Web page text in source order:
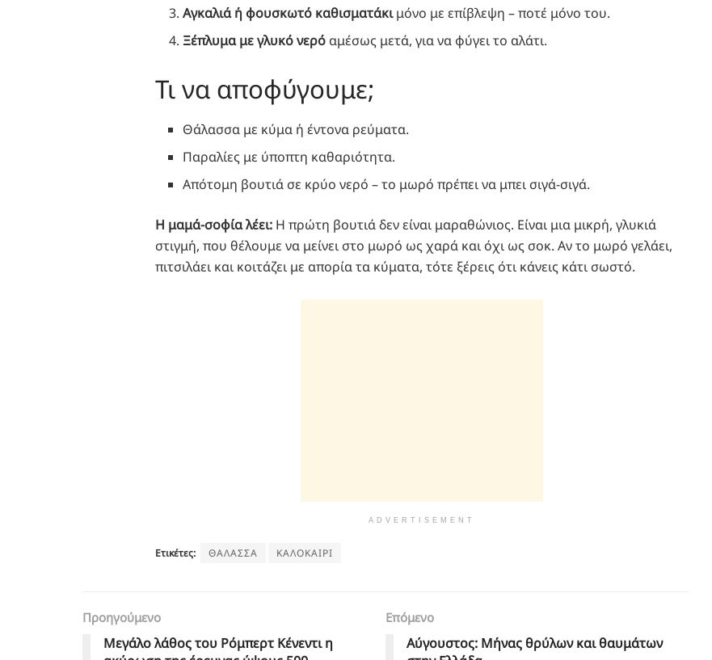
Αγκαλιά ή φουσκωτό καθισματάκιμόνο με επίβλεψη – ποτέ μόνο του.
Ξέπλυμα με γλυκό νερό αμέσως μετά, για να φύγει το αλάτι.
Τι να αποφύγουμε;
Θάλασσα με κύμα ή έντονα ρεύματα.
Παραλίες με ύποπτη καθαριότητα.
Απότομη βουτιά σε κρύο νερό – το μωρό πρέπει να μπει σιγά-σιγά.
Η μαμά-σοφία λέει: Η πρώτη βουτιά δεν είναι μαραθώνιος. Είναι μια μικρή, γλυκιά
στιγμή, που θέλουμε να μείνει στο μωρό ως χαρά και όχι ως σοκ. Αν το μωρό γελάει,
πιτσιλάει και κοιτάζει με απορία τα κύματα, τότε ξέρεις ότι κάνεις κάτι σωστό.
ADVERTISEMENT
Ετικέτες: ΘΑΛΑΣΣΑ ΚΑΛΟΚΑΙΡΙ
Προηγούμενο
Μεγάλο λάθος του Ρόμπερτ Κένεντι η
Επόμενο
Αύγουστος: Μήνας θρύλων και θαυμάτων